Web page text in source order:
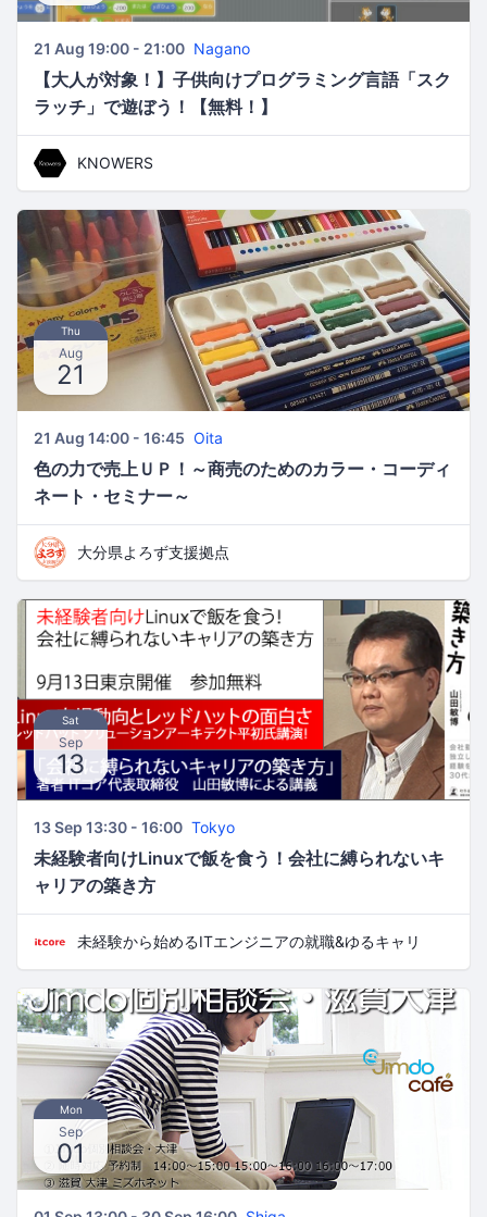
21 Aug 19:00 - 21:00 Nagano
【大人が対象！】子供向けプログラミング言語「スク
ラッチ」で遊ぼう！【無料！】
KNOWERS
Thu
Aug
21
21 Aug 14:00 - 16:45 Oita
色の力で売上ＵＰ！～商売のためのカラー・コーディ
ネート・セミナー～
大分県よろず支援拠点
Sat
Sep
13
13 Sep 13:30 - 16:00 Tokyo
未経験者向けLinuxで飯を食う！会社に縛られないキ
ャリアの築き方
未経験から始めるITエンジニアの就職&ゆるキャリ
Mon
Sep
01